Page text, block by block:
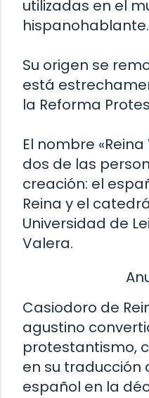
utilizadas en el
hispanohablante.
Su origen se
está
la Reforma
El nombre
dos de las
creación: el
Reina y el
Universidad de
Valera.
Casiodoro de
agustino
protestantismo,
en su traducción
español en la